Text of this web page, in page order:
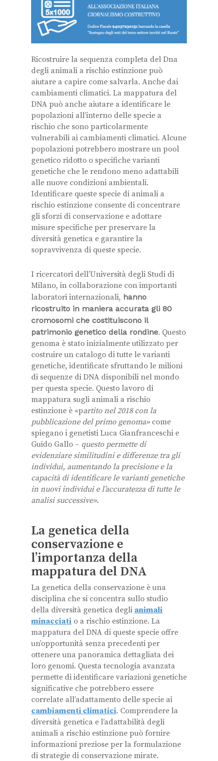
Ricostruire la sequenza completa del Dna
degli animali a rischio estinzione può
aiutare a capire come salvarla. Anche dai
cambiamenti climatici. La mappatura del
DNA può anche aiutare a identificare le
popolazioni all’interno delle specie a
rischio che sono particolarmente
vulnerabili ai cambiamenti climatici. Alcune
popolazioni potrebbero mostrare un pool
genetico ridotto o specifiche varianti
genetiche che le rendono meno adattabili
alle nuove condizioni ambientali.
Identificare queste specie di animali a
rischio estinzione consente di concentrare
gli sforzi di conservazione e adottare
misure specifiche per preservare la
diversità genetica e garantire la
sopravvivenza di queste specie.
I ricercatori dell’Università degli Studi di
Milano, in collaborazione con importanti
laboratori internazionali, hanno
ricostruito in maniera accurata gli 80
cromosomi che costituiscono il
patrimonio genetico della rondine. Questo
genoma è stato inizialmente utilizzato per
costruire un catalogo di tutte le varianti
genetiche, identificate sfruttando le milioni
di sequenze di DNA disponibili nel mondo
per questa specie. Questo lavoro di
mappatura sugli animali a rischio
estinzione è «partito nel 2018 con la
pubblicazione del primo genoma»come
spiegano i genetisti Luca Gianfranceschi e
Guido Gallo – questo permette di
evidenziare similitudini e differenze tra gli
individui, aumentando la precisione e la
capacità di identificare le varianti genetiche
in nuovi individui e l’accuratezza di tutte le
analisi successive».
La genetica della
conservazione e
l’importanza della
mappatura del DNA
La genetica della conservazione è una
disciplina che si concentra sullo studio
della diversità genetica degli animali
minacciati o a rischio estinzione. La
mappatura del DNA di queste specie offre
un’opportunità senza precedenti per
ottenere una panoramica dettagliata dei
loro genomi. Questa tecnologia avanzata
permette di identificare variazioni genetiche
significative che potrebbero essere
correlate all’adattamento delle specie ai
cambiamenti climatici. Comprendere la
diversità genetica e l’adattabilità degli
animali a rischio estinzione può fornire
informazioni preziose per la formulazione
di strategie di conservazione mirate.